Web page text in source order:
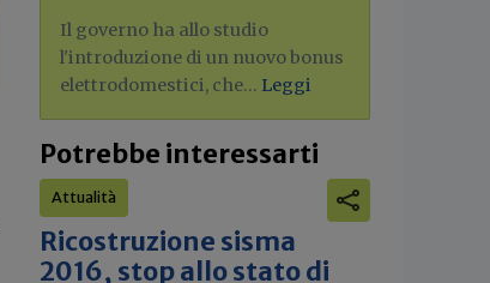
Il governo ha allo studio
l'introduzione di un nuovo bonus
elettrodomestici, che... Leggi
Potrebbe interessarti
Attualità
Ricostruzione sisma
2016, stop allo stato di